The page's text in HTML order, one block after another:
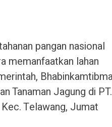
pangan nasional
memanfaatkan lahan
Tanaman Jagung di PT.
Telawang, Jumat